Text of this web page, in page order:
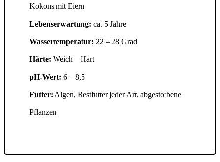
Kokons mit Eiern
Lebenserwartung: ca. 5 Jahre
Wassertemperatur: 22 – 28 Grad
Härte: Weich – Hart
pH-Wert: 6 – 8,5
Futter: Algen, Restfutter jeder Art, abgestorbene
Pflanzen